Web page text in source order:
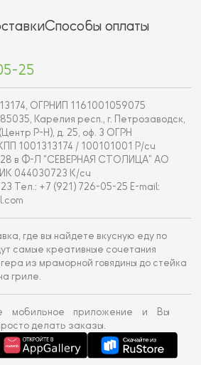
Способы оплаты
25
ОГРНИП 1161001059075
Карелия респ., г. Петрозаводск,
Р-Н), д. 25, оф. 3 ОГРН
1001313174 / 100101001 Р/сч
в Ф-Л "СЕВЕРНАЯ СТОЛИЦА" АО
044030723 К/сч
Тел.: +7 (921) 726-05-25 E-mail:
где вы найдете вкусную еду по
самые креативные сочетания
из мраморной говядины до стейка
гриле.
мобильное приложение и Вы
делать заказы.